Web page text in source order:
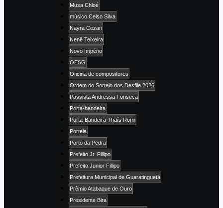
Musa Chloé
músico Celso Silva
Nayra Cezari
Nenê Teixeira
Novo Império
OESG
Oficina de compositores
Ordem do Sorteio dos Desfile 2026
Passista Andressa Fonseca
Porta-bandeira
Porta-Bandeira Thaís Romi
Portela
Porto da Pedra
Prefeito Jr. Fillipo
Prefeito Junior Fillipo
Prefeitura Municipal de Guaratinguetá
Prêmio Atabaque de Ouro
Presidente Bira